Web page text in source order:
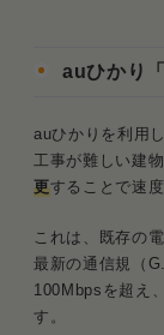
auひかり
auひかりを利用
工事が難しい建
更することで速
これは、既存の
最新の通信規（
100Mbpsを超え
す。